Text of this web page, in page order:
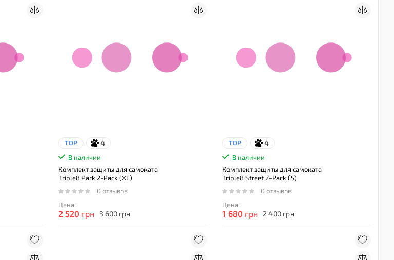
TOP 4
В наличии
Комплект защиты для самоката
Triple8 Park 2-Pack (XL)
0 отзывов
Цена:
2 520 грн 3 600 грн
TOP 4
В наличии
Комплект защиты для самоката
Triple8 Street 2-Pack (S)
0 отзывов
Цена:
1 680 грн 2 400 грн